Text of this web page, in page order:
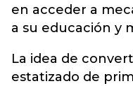
en acceder a
a su educación y
La idea de
estatizado de